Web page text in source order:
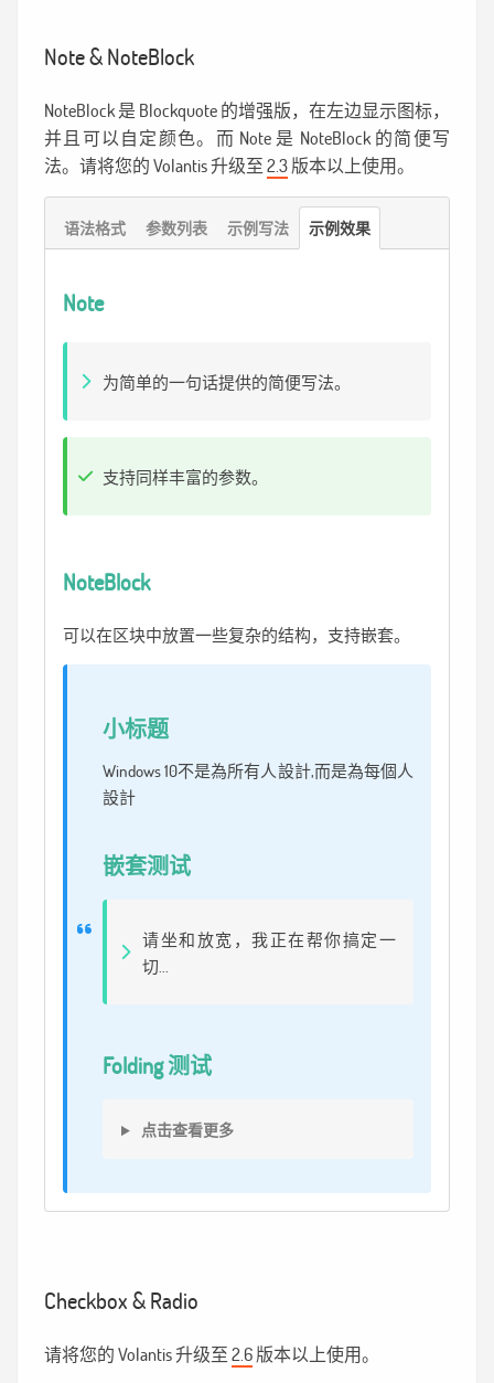
Note & NoteBlock
NoteBlock 是 Blockquote 的增强版，在左边显示图标，
并且可以自定颜色。而 Note 是 NoteBlock 的简便写
法。请将您的 Volantis 升级至2.3版本以上使用。
语法格式 参数列表 示例写法 示例效果
Note
为简单的一句话提供的简便写法。
支持同样丰富的参数。
NoteBlock
可以在区块中放置一些复杂的结构，支持嵌套。
小标题
Windows 10不是為所有人設計,而是為每個人
設計
嵌套测试
请坐和放宽，我正在帮你搞定一
切...
Folding 测试
点击查看更多
Checkbox & Radio
请将您的 Volantis 升级至2.6版本以上使用。